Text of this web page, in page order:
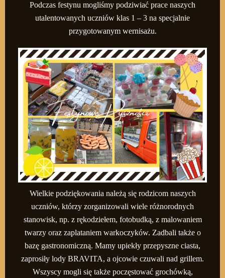
Podczas festynu mogliśmy podziwiać prace naszych
utalentowanych uczniów klas 1 – 3 na specjalnie
przygotowanym wernisażu.
Wielkie podziękowania należą się rodzicom naszych
uczniów, którzy zorganizowali wiele różnorodnych
stanowisk, np. z rękodziełem, fotobudką, z malowaniem
twarzy oraz zaplataniem warkoczyków. Zadbali także o
bazę gastronomiczną. Mamy upiekły przepyszne ciasta,
zaprosiły lody BRAVITA, a ojcowie czuwali nad grillem.
Wszyscy mogli się także poczęstować grochówką,